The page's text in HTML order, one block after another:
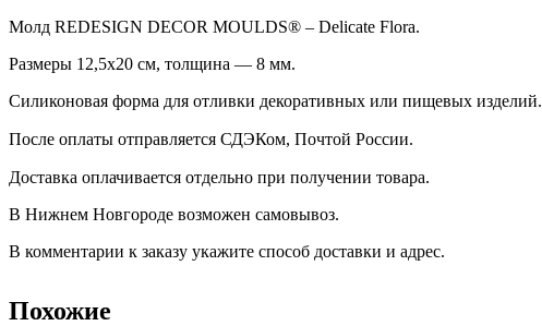
Молд REDESIGN DECOR MOULDS® – Delicate Flora.
Размеры 12,5х20 см, толщина — 8 мм.
Силиконовая форма для отливки декоративных или пищевых изделий.
После оплаты отправляется СДЭКом, Почтой России. ⠀
Доставка оплачивается отдельно при получении товара. ⠀
В Нижнем Новгороде возможен самовывоз.
В комментарии к заказу укажите способ доставки и адрес.
Похожие